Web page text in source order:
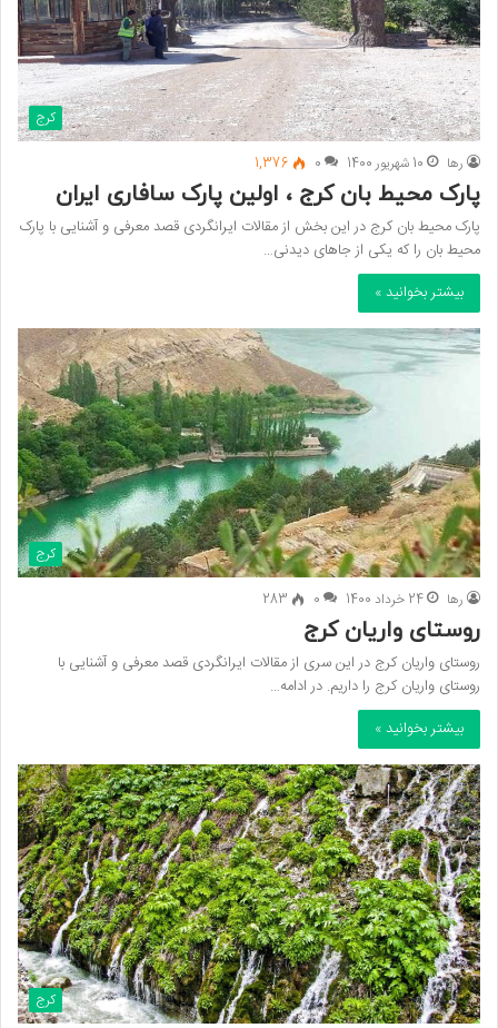
کرج
رها 10 شهریور 1400 0
1,376
پارک محیط بان کرج ، اولین پارک سافاری ایران
پارک محیط بان کرج در این بخش از مقالات ایرانگردی قصد معرفی و آشنایی با پارک
محیط بان را که یکی از جاهای دیدنی…
بیشتر بخوانید »
کرج
رها 24 خرداد 1400 0
283
روستای واریان کرج
روستای واریان کرج در این سری از مقالات ایرانگردی قصد معرفی و آشنایی با
روستای واریان کرج را داریم. در ادامه…
بیشتر بخوانید »
کرج